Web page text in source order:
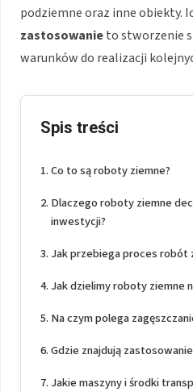
podziemne oraz inne obiekty.
zastosowanieto stworzenie
warunków do realizacji
Spis treści
Co to są roboty ziemne?
Dlaczego roboty ziemne
inwestycji?
Jak przebiega proces robót
Jak dzielimy roboty ziemne
Na czym polega
Gdzie znajdują
Jakie maszyny i środki